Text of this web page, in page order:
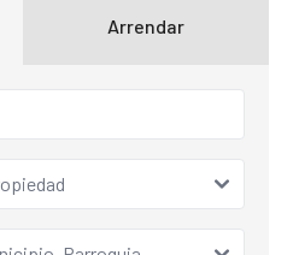
Arrendar